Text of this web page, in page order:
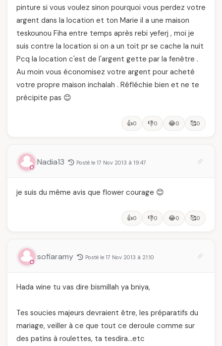
pinture si vous voulez sinon pourquoi vous perdez votre
argent dans la location et ton Marie il a une maison
teskounou Fiha entre temps après rebi yeferj , moi je
suis contre la location si on a un toit pr se cache la nuit
Pcq la location c'est de l'argent gette par la fenêtre .
Au moin vous économisez votre argent pour acheté
votre propre maison inchalah . Réfléchie bien et ne te
précipite pas 😊
👍0 👎0 😂0 🥰0
Nadia13 Posté le 17 Nov 2013 à 19:47
je suis du même avis que flower courage 😊
👍0 👎0 😂0 🥰0
sofiaramy Posté le 17 Nov 2013 à 21:10
Hada wine tu vas dire bismillah ya bniya,
Tes soucies majeurs devraient être, les préparatifs du
mariage, veiller à ce que tout ce deroule comme sur
des patins à roulettes, ta tesdira…etc